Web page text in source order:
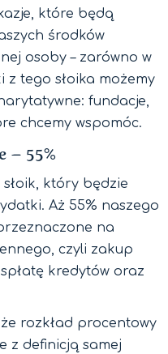
które będą
środków
osoby – zarówno w
tego słoika możemy
fundacje,
chcemy wspomóc.
– 55%
słoik, który będzie
Aż 55% naszego
na
czyli zakup
kredytów oraz
rozkład procentowy
z definicją samej